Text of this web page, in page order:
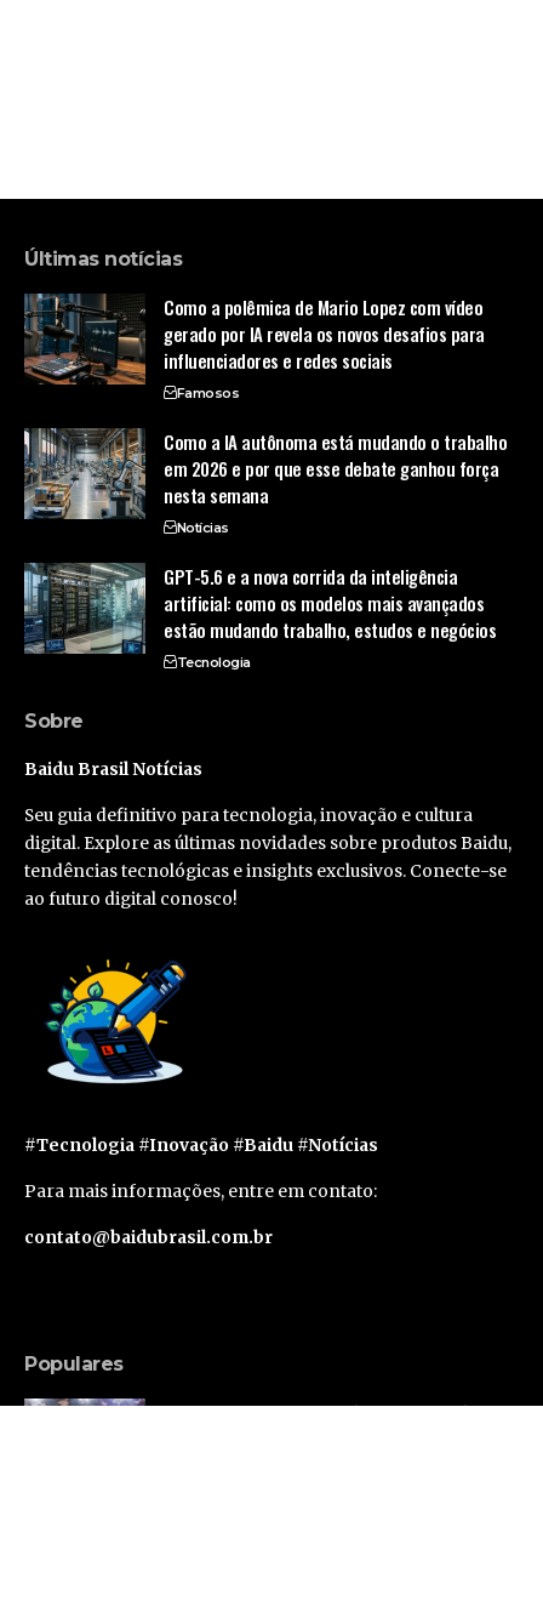
Últimas notícias
Como a polêmica de Mario Lopez com vídeo
gerado por IA revela os novos desafios para
influenciadores e redes sociais
Famosos
Como a IA autônoma está mudando o trabalho
em 2026 e por que esse debate ganhou força
nesta semana
Notícias
GPT-5.6 e a nova corrida da inteligência
artificial: como os modelos mais avançados
estão mudando trabalho, estudos e negócios
Tecnologia
Sobre
Baidu Brasil Notícias
Seu guia definitivo para tecnologia, inovação e cultura
digital. Explore as últimas novidades sobre produtos Baidu,
tendências tecnológicas e insights exclusivos. Conecte-se
ao futuro digital conosco!
#Tecnologia #Inovação #Baidu #Notícias
Para mais informações, entre em contato:
contato@baidubrasil.com.br
Populares
Russell Brand Consegue Liberdade Sob Fiança